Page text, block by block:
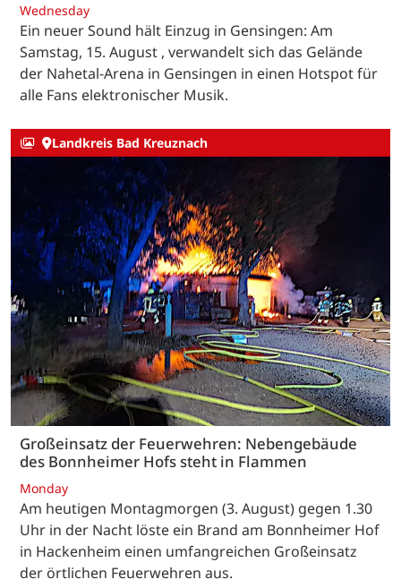
Wednesday
Ein neuer Sound hält Einzug in Gensingen: Am
Samstag, 15. August , verwandelt sich das Gelände
der Nahetal-Arena in Gensingen in einen Hotspot für
alle Fans elektronischer Musik.
Landkreis Bad Kreuznach
Großeinsatz der Feuerwehren: Nebengebäude
des Bonnheimer Hofs steht in Flammen
Monday
Am heutigen Montagmorgen (3. August) gegen 1.30
Uhr in der Nacht löste ein Brand am Bonnheimer Hof
in Hackenheim einen umfangreichen Großeinsatz
der örtlichen Feuerwehren aus.